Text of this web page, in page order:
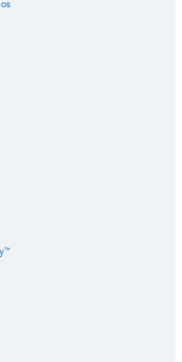
flotantes de los Uros
del Altiplano
Puno
Chucuito
Puno